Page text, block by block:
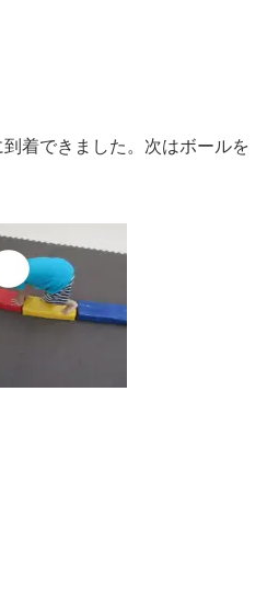
着できました。次はボールを